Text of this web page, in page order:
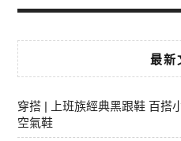
最新
穿搭 | 上班族經典黑跟鞋 百搭
空氣鞋